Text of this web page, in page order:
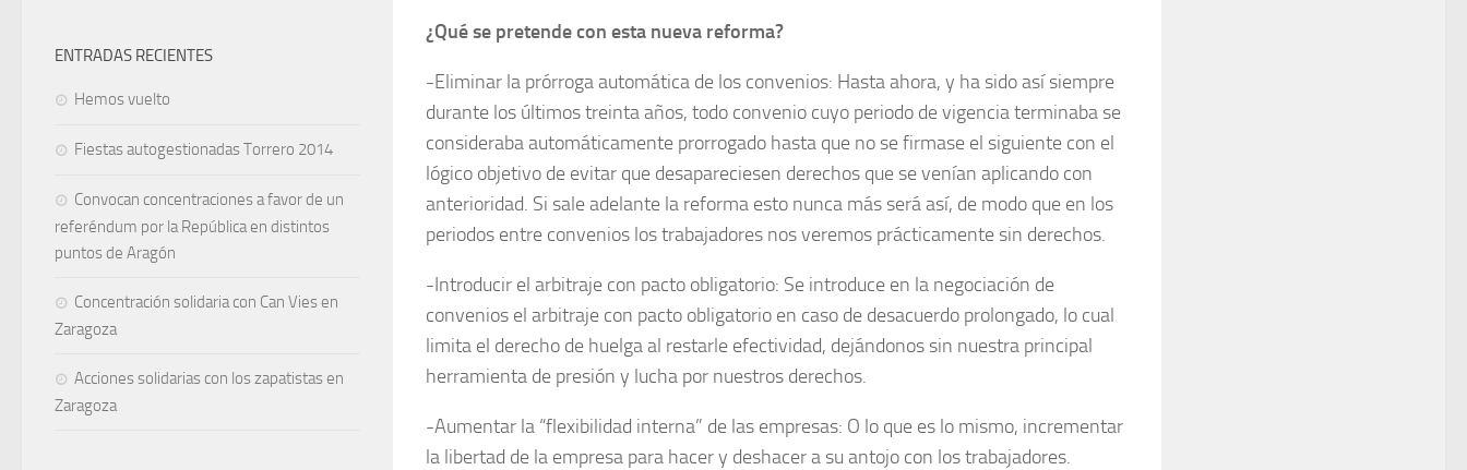
¿Qué se pretende con esta nueva reforma?
-Eliminar la prórroga automática de los convenios: Hasta ahora, y ha sido así siempre
durante los últimos treinta años, todo convenio cuyo periodo de vigencia terminaba se
conside­raba automática­mente prorrogado hasta que no se firmase el siguiente con el
lógico objetivo de evitar que des­a­pareciesen derechos que se venían aplicando con
ante­rioridad. Si sale adelante la reforma esto nunca más será así, de modo que en los
periodos entre convenios los trabaja­dores nos vere­mos práctica­mente sin derechos.
-Introducir el arbitraje con pacto obligatorio: Se introduce en la negocia­ción de
convenios el arbitraje con pacto obligatorio en caso de desacuerdo prolongado, lo cual
limita el derecho de huelga al restarle efectividad, dejándonos sin nuestra principal
herramienta de presión y lucha por nuestros derechos.
-Aumentar la “flexibilidad interna” de las empre­sas: O lo que es lo mismo, incrementar
la libertad de la empresa para hacer y des­hacer a su antojo con los trabaja­dores.
ENTRADAS RECIENTES
Hemos vuelto
Fiestas autogestionadas Torrero 2014
Convocan concentraciones a favor de un
referéndum por la República en distintos
puntos de Aragón
Concentración solidaria con Can Vies en
Zaragoza
Acciones solidarias con los zapatistas en
Zaragoza